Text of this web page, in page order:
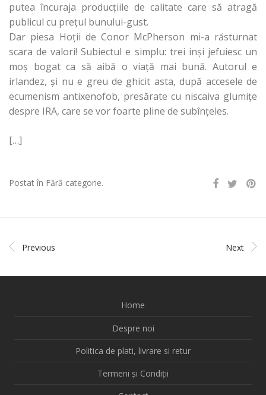
putea încuraja producţiile de calitate care să atragă
publicul cu preţul bunului-gust.
Dar piesa Hoţii de Conor McPherson mi-a răsturnat
scara de valori! Subiectul e simplu: trei inşi jefuiesc un
moş bogat ca să aibă o viaţă mai bună. Autorul e
irlandez, şi nu e greu de ghicit asta, după accesele de
ecumenism antixenofob, presărate cu niscaiva glumiţe
despre IRA, care se vor foarte pline de subînţeles.
[…]
Postat în Fără categorie.
Previous Next
Home
Despre noi
Politica de plati, livrare si retur
Termeni și Condiții